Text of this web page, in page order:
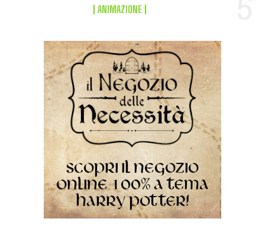
ANIMAZIONE